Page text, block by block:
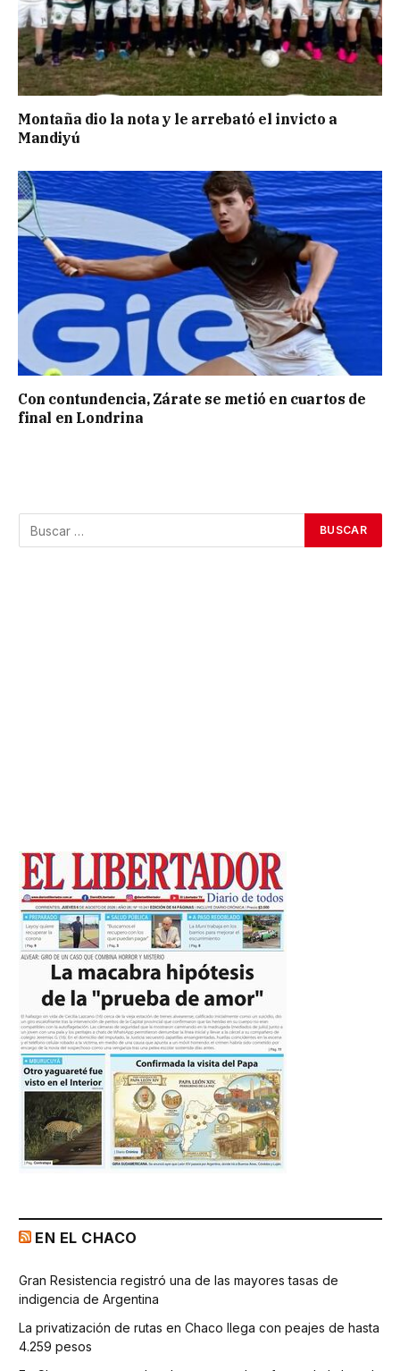
Montaña dio la nota y le arrebató el invicto a
Mandiyú
Con contundencia, Zárate se metió en cuartos de
final en Londrina
EN EL CHACO
Gran Resistencia registró una de las mayores tasas de
indigencia de Argentina
La privatización de rutas en Chaco llega con peajes de hasta
4.259 pesos